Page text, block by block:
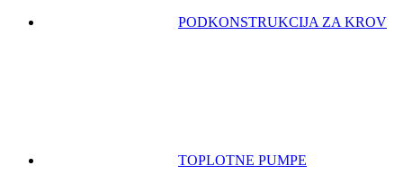
PODKONSTRUKCIJA ZA KROV
TOPLOTNE PUMPE